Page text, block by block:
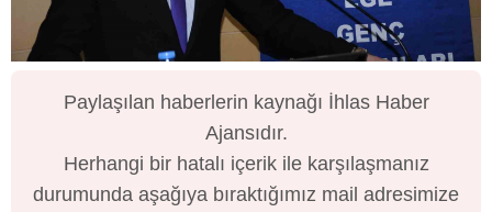
Paylaşılan haberlerin kaynağı İhlas Haber
Ajansıdır.
Herhangi bir hatalı içerik ile karşılaşmanız
durumunda aşağıya bıraktığımız mail adresimize